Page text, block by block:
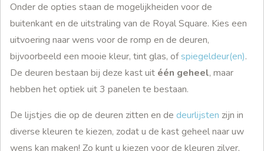
Onder de opties staan de mogelijkheiden voor de
buitenkant en de uitstraling van de Royal Square. Kies een
uitvoering naar wens voor de romp en de deuren,
bijvoorbeeld een mooie kleur, tint glas, ofspiegeldeur(en).
De deuren bestaan bij deze kast uit één geheel, maar
hebben het optiek uit 3 panelen te bestaan.
De lijstjes die op de deuren zitten en de deurlijsten zijn in
diverse kleuren te kiezen, zodat u de kast geheel naar uw
wens kan maken! Zo kunt u kiezen voor de kleuren zilver,